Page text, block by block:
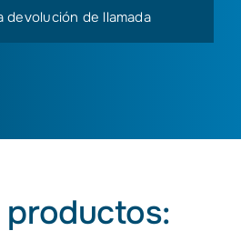
eres
un